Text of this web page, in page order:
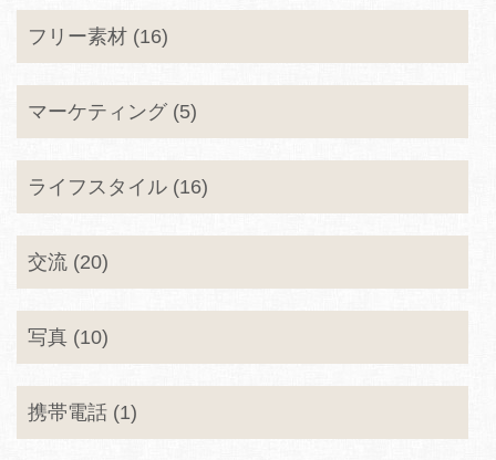
フリー素材 (16)
マーケティング (5)
ライフスタイル (16)
交流 (20)
写真 (10)
携帯電話 (1)